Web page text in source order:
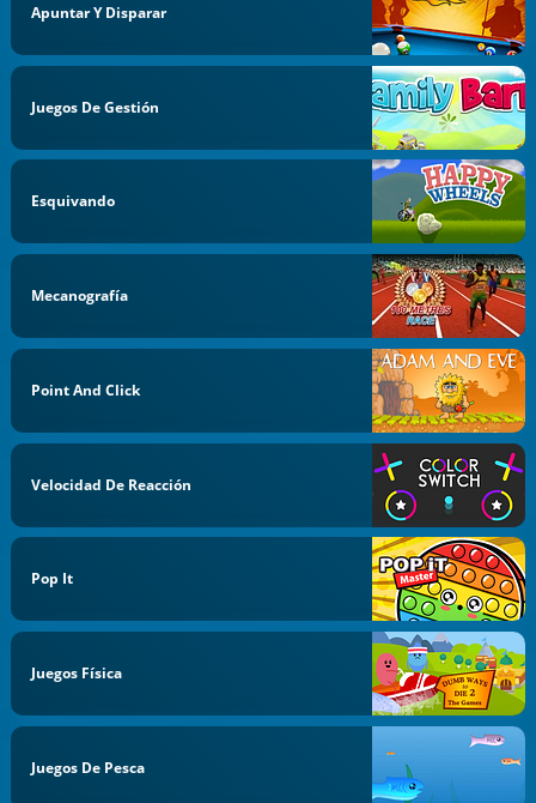
Apuntar Y Disparar
Juegos De Gestión
Esquivando
Mecanografía
Point And Click
Velocidad De Reacción
Pop It
Juegos Física
Juegos De Pesca